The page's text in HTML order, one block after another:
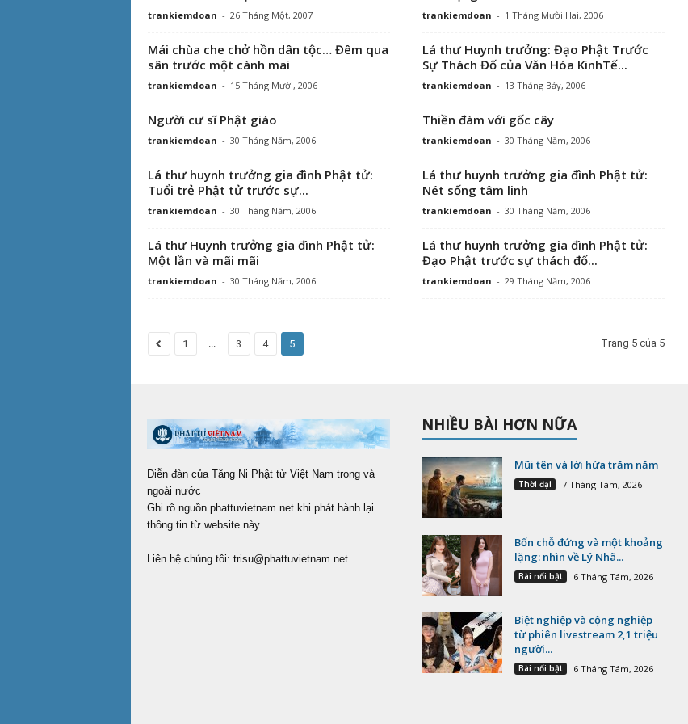
trankiemdoan - 26 Tháng Một, 2007 trankiemdoan - 1 Tháng Mười Hai, 2006
Mái chùa che chở hồn dân tộc… Đêm qua
sân trước một cành mai
trankiemdoan - 15 Tháng Mười, 2006
Lá thư Huynh trưởng: Đạo Phật Trước
Sự Thách Đố của Văn Hóa KinhTế...
trankiemdoan - 13 Tháng Bảy, 2006
Người cư sĩ Phật giáo
trankiemdoan - 30 Tháng Năm, 2006
Thiền đàm với gốc cây
trankiemdoan - 30 Tháng Năm, 2006
Lá thư huynh trưởng gia đình Phật tử:
Tuổi trẻ Phật tử trước sự...
trankiemdoan - 30 Tháng Năm, 2006
Lá thư huynh trưởng gia đình Phật tử:
Nét sống tâm linh
trankiemdoan - 30 Tháng Năm, 2006
Lá thư Huynh trưởng gia đình Phật tử:
Một lần và mãi mãi
trankiemdoan - 30 Tháng Năm, 2006
Lá thư huynh trưởng gia đình Phật tử:
Đạo Phật trước sự thách đố...
trankiemdoan - 29 Tháng Năm, 2006
1 ... 3 4 5 Trang 5 của 5
Diễn đàn của Tăng Ni Phật tử Việt Nam trong và
ngoài nước
Ghi rõ nguồn phattuvietnam.net khi phát hành lại
thông tin từ website này.
Liên hệ chúng tôi: trisu@phattuvietnam.net
NHIỀU BÀI HƠN NỮA
Mũi tên và lời hứa trăm năm
Thời đại 7 Tháng Tám, 2026
Bốn chỗ đứng và một khoảng
lặng: nhìn về Lý Nhã...
Bài nổi bật 6 Tháng Tám, 2026
Biệt nghiệp và cộng nghiệp
từ phiên livestream 2,1 triệu
người...
Bài nổi bật 6 Tháng Tám, 2026